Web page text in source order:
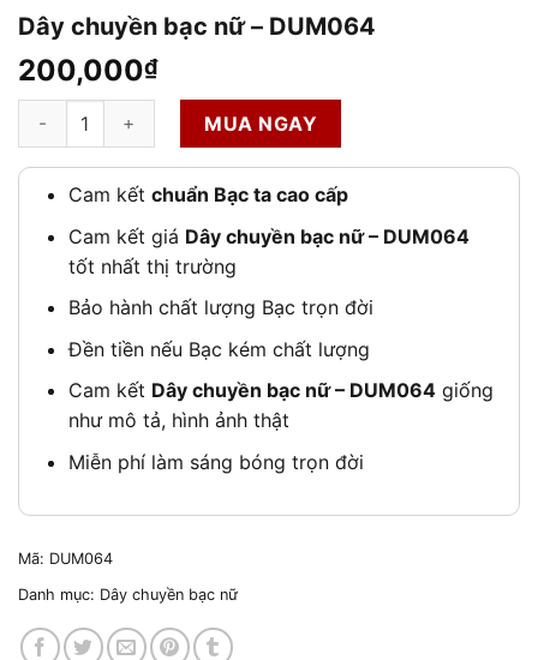
Dây chuyền bạc nữ – DUM064
200,000₫
Dây chuyền bạc nữ – DUM064 số lượng
MUA NGAY
Cam kết chuẩn Bạc ta cao cấp
Cam kết giá Dây chuyền bạc nữ – DUM064
tốt nhất thị trường
Bảo hành chất lượng Bạc trọn đời
Đền tiền nếu Bạc kém chất lượng
Cam kết Dây chuyền bạc nữ – DUM064giống
như mô tả, hình ảnh thật
Miễn phí làm sáng bóng trọn đời
Mã: DUM064
Danh mục: Dây chuyền bạc nữ